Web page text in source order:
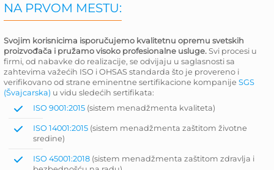
NA PRVOM MESTU:
Svojim korisnicima isporučujemo kvalitetnu opremu svetskih
proizvođača i pružamo visoko profesionalne usluge. Svi procesi u
firmi, od nabavke do realizacije, se odvijaju u saglasnosti sa
zahtevima važećih ISO i OHSAS standarda što je provereno i
verifikovano od strane eminentne sertifikacione kompanije SGS
(Švajcarska) u vidu sledećih sertifikata:
ISO 9001:2015 (sistem menadžmenta kvaliteta)
ISO 14001:2015 (sistem menadžmenta zaštitom životne
sredine)
ISO 45001:2018 (sistem menadžmenta zaštitom zdravlja i